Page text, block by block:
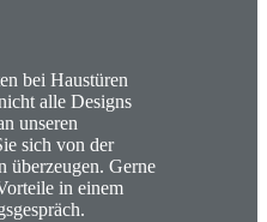
bei Haustüren
alle Designs
unseren
sich von der
überzeugen. Gerne
in einem